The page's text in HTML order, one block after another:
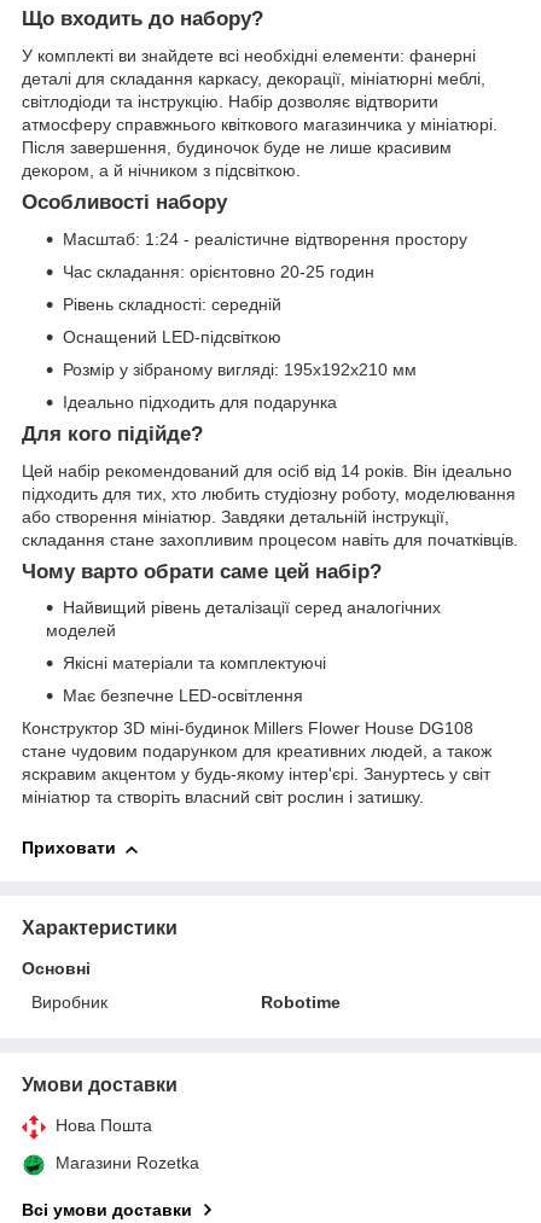
Що входить до набору?
У комплекті ви знайдете всі необхідні елементи: фанерні
деталі для складання каркасу, декорації, мініатюрні меблі,
світлодіоди та інструкцію. Набір дозволяє відтворити
атмосферу справжнього квіткового магазинчика у мініатюрі.
Після завершення, будиночок буде не лише красивим
декором, а й нічником з підсвіткою.
Особливості набору
Масштаб: 1:24 - реалістичне відтворення простору
Час складання: орієнтовно 20-25 годин
Рівень складності: середній
Оснащений LED-підсвіткою
Розмір у зібраному вигляді: 195х192х210 мм
Ідеально підходить для подарунка
Для кого підійде?
Цей набір рекомендований для осіб від 14 років. Він ідеально
підходить для тих, хто любить студіозну роботу, моделювання
або створення мініатюр. Завдяки детальній інструкції,
складання стане захопливим процесом навіть для початківців.
Чому варто обрати саме цей набір?
Найвищий рівень деталізації серед аналогічних
моделей
Якісні матеріали та комплектуючі
Має безпечне LED-освітлення
Конструктор 3D міні-будинок Millers Flower House DG108
стане чудовим подарунком для креативних людей, а також
яскравим акцентом у будь-якому інтер'єрі. Зануртесь у світ
мініатюр та створіть власний світ рослин і затишку.
Приховати
Характеристики
Основні
Виробник
Robotime
Умови доставки
Нова Пошта
Магазини Rozetka
Всі умови доставки